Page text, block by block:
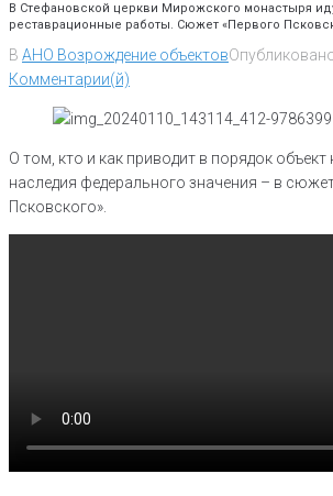
В Стефановской церкви Мирожского монастыря
реставрационные работы. Сюжет «Первого
В АНО Возрождение объектов
Комментарии(й)
О том, кто и как приводит в порядок объект
наследия федерального значения – в
Псковского».